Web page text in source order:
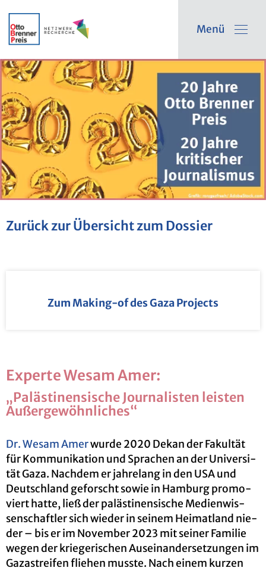
Menü
Zu­rück zur Über­sicht zum Dos­sier
Zum Ma­king-of des Gaza Pro­jects
Ex­per­te Wesam Amer:
„Pa­läs­ti­nen­si­sche Jour­na­lis­ten leis­ten
Au­ßer­ge­wöhn­li­ches“
Dr. Wesam Amerwurde 2020 Dekan der Fa­kul­tät
für Kom­mu­ni­ka­ti­on und Spra­chen an der Uni­ver­si­
tät Gaza. Nach­dem er jah­re­lang in den USA und
Deutsch­land ge­forscht sowie in Ham­burg pro­mo­
viert hatte, ließ der pa­läs­ti­nen­si­sche Me­di­en­wis­
sen­schaft­ler sich wie­der in sei­nem Hei­mat­land nie­
der – bis er im No­vem­ber 2023 mit sei­ner Fa­mi­lie
wegen der krie­ge­ri­schen Aus­ein­an­der­set­zun­gen im
Ga­za­strei­fen flie­hen muss­te. Nach einem kur­zen